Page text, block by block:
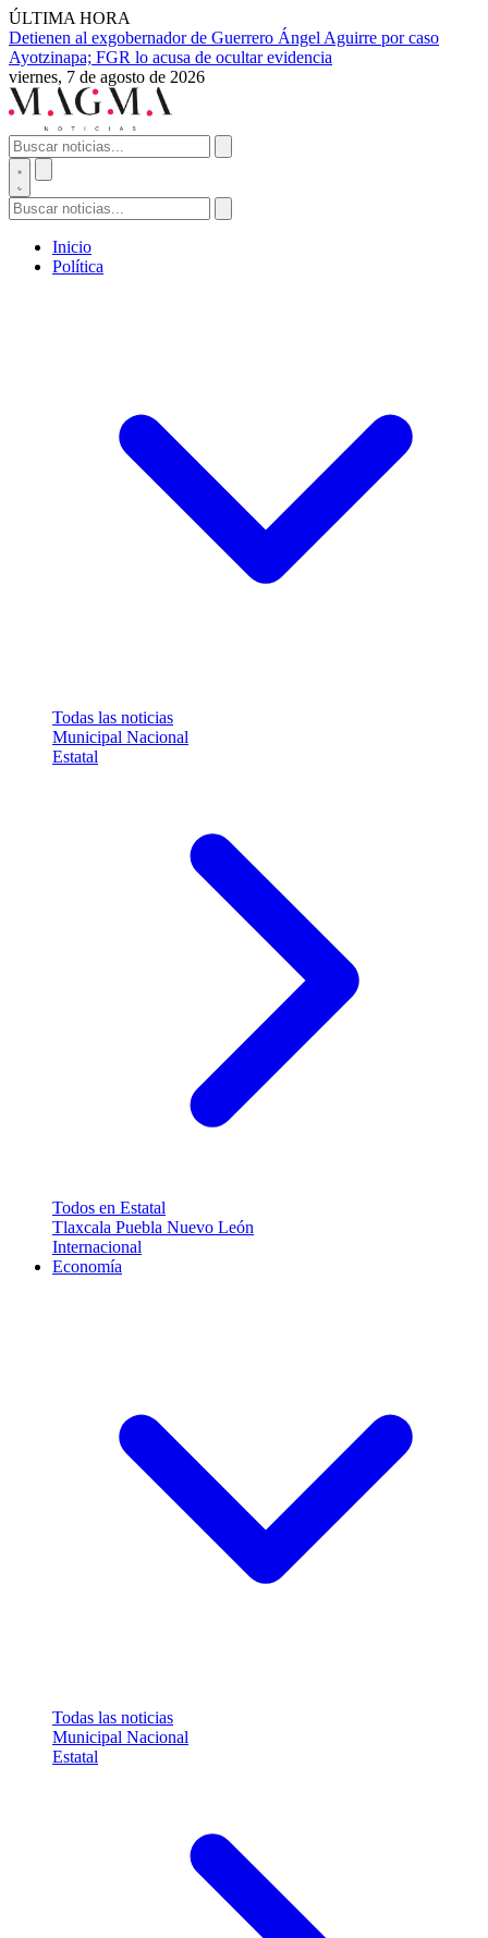
ÚLTIMA HORA
Detienen al exgobernador de Guerrero Ángel Aguirre por caso
Ayotzinapa; FGR lo acusa de ocultar evidencia
viernes, 7 de agosto de 2026
Inicio
Política
Todas las noticias
Municipal Nacional
Estatal
Todos en Estatal
Tlaxcala Puebla Nuevo León
Internacional
Economía
Todas las noticias
Municipal Nacional
Estatal